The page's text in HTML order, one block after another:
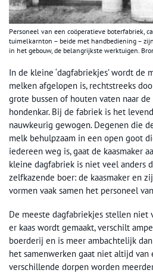
Personeel van een coöperatieve boterfabriek,
tuimelkarnton – beide met handbediening –
in het gebouw, de belangrijkste werktuigen.
In de kleine ‘dagfabriekjes’ wordt de
melken afgelopen is, rechtstreeks
grote bussen of houten vaten naar
hondenkar. Bij de fabriek is het
nauwkeurig gewogen. Degenen die
melk behulpzaam in een open goot
iedereen weg is, gaat de kaasmaker
kleine dagfabriek is niet veel anders
zelfkazende boer: de kaasmaker en
vormen vaak samen het personeel
De meeste dagfabriekjes stellen niet
er kaas wordt gemaakt, verschilt
boerderij en is meer ambachtelijk
het samenwerken gaat niet altijd van
verschillende dorpen worden